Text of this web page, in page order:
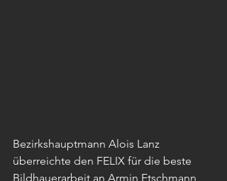
Bezirkshauptmann Alois Lanz
überreichte den FELIX für die beste
Bildhauerarbeit an Armin Etschmann